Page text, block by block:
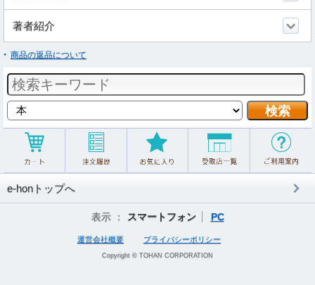
著者紹介
商品の返品について
e-honトップへ
表示 ： スマートフォン PC
運営会社概要 プライバシーポリシー
Copyright © TOHAN CORPORATION